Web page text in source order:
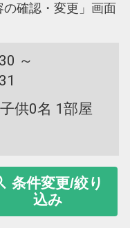
確認・変更」画面
～
供0名 1部屋
条件変更/絞り
込み